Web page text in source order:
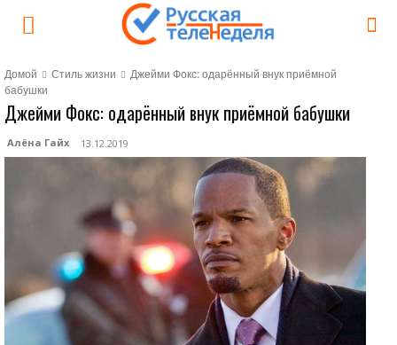
Домой Стиль жизни
Джейми Фокс: одарённый внук приёмной
бабушки
Джейми Фокс: одарённый внук приёмной бабушки
Алёна Гайх 13.12.2019